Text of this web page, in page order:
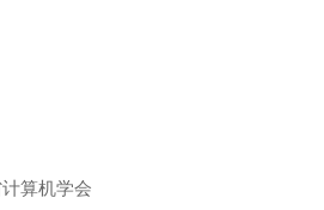
会